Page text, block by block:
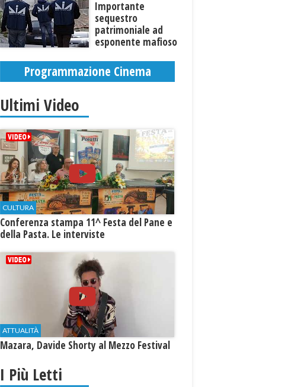
Importante
sequestro
patrimoniale ad
esponente mafioso
Programmazione Cinema
Ultimi Video
CULTURA
Conferenza stampa 11^ Festa del Pane e
della Pasta. Le interviste
ATTUALITÀ
Mazara, Davide Shorty al Mezzo Festival
I Più Letti